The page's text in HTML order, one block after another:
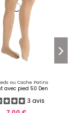
ou Cache Patins
avec pied 50 Den
3 avis